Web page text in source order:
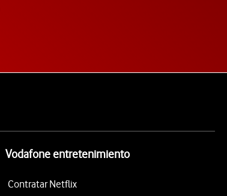
Vodafone entretenimiento
Contratar Netflix